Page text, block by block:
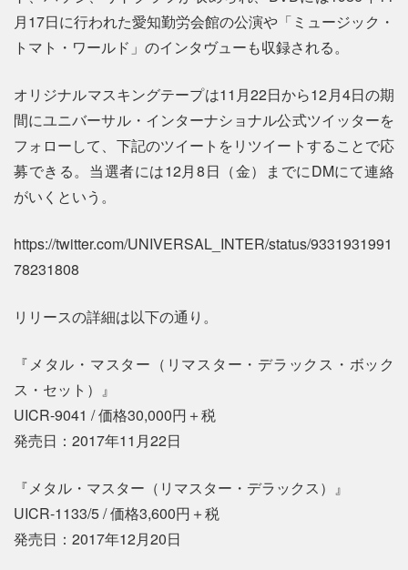
月17日に行われた愛知勤労会館の公演や「ミュージック・
トマト・ワールド」のインタヴューも収録される。
オリジナルマスキングテープは11月22日から12月4日の期
間にユニバーサル・インターナショナル公式ツイッターを
フォローして、下記のツイートをリツイートすることで応
募できる。当選者には12月8日（金）までにDMにて連絡
がいくという。
https://twitter.com/UNIVERSAL_INTER/status/9331931991
78231808
リリースの詳細は以下の通り。
『メタル・マスター（リマスター・デラックス・ボック
ス・セット）』
UICR-9041 / 価格30,000円＋税
発売日：2017年11月22日
『メタル・マスター（リマスター・デラックス）』
UICR-1133/5 / 価格3,600円＋税
発売日：2017年12月20日